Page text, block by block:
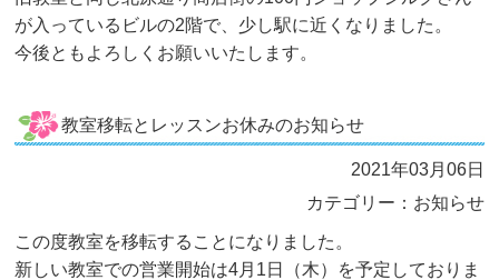
が入っているビルの2階で、少し駅に近くなりました。
今後ともよろしくお願いいたします。
教室移転とレッスンお休みのお知らせ
2021年03月06日
カテゴリー：お知らせ
この度教室を移転することになりました。
新しい教室での営業開始は4月1日（木）を予定しておりま